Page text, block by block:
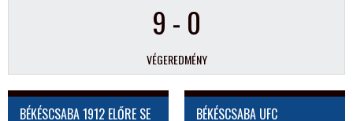
9 - 0
VÉGEREDMÉNY
BÉKÉSCSABA 1912 ELŐRE SE BÉKÉSCSABA UFC